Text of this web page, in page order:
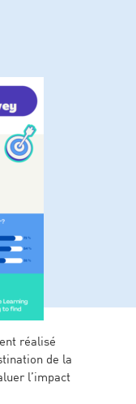
réalisé
de la
l’impact